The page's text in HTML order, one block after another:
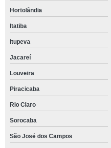
Hortolândia
Itatiba
Itupeva
Jacareí
Louveira
Piracicaba
Rio Claro
Sorocaba
São José dos Campos